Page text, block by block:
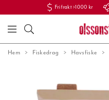
Fri frakt >1000 kr
Hem Fiskedrag Havsfiske